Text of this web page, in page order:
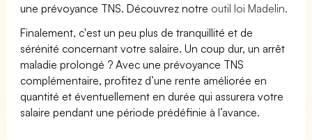
une prévoyance TNS. Découvrez notre outil loi Madelin.
Finalement, c'est un peu plus de tranquillité et de
sérénité concernant votre salaire. Un coup dur, un arrêt
maladie prolongé ? Avec une prévoyance TNS
complémentaire, profitez d’une rente améliorée en
quantité et éventuellement en durée qui assurera votre
salaire pendant une période prédéfinie à l’avance.